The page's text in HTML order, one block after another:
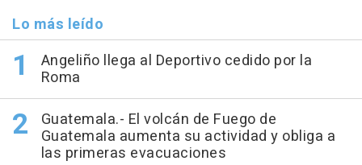
Lo más leído
Angeliño llega al Deportivo cedido por la
Roma
Guatemala.- El volcán de Fuego de
Guatemala aumenta su actividad y obliga a
las primeras evacuaciones